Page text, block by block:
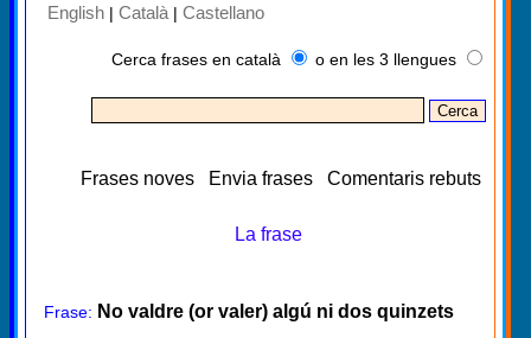
English | Català | Castellano
Cerca frases en català o en les 3 llengues
Frases noves Envia frases Comentaris rebuts
La frase
Frase: No valdre (or valer) algú ni dos quinzets